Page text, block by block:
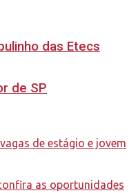
das Etecs
de SP